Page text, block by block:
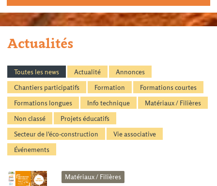
Actualités
Toutes les news Actualité
Annonces
Chantiers participatifs
Formation
Formations courtes
Formations longues
Info technique
Matériaux / Filières
Non classé
Projets éducatifs
Secteur de l'éco-construction
Vie associative
Événements
Matériaux / Filières